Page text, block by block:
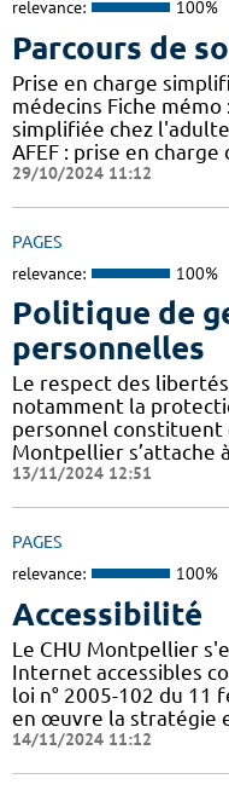
relevance: 100%
Parcours de
Prise en charge
médecins Fiche
simplifiée chez
AFEF : prise en
29/10/2024 11:12
PAGES
relevance: 100%
Politique de
personnelles
Le respect des
notamment la
personnel constituent
Montpellier s’attache
13/11/2024 12:51
PAGES
relevance: 100%
Accessibilité
Le CHU Montpellier
Internet accessibles
loi n° 2005-102 du 11
en œuvre la stratégie
14/11/2024 11:12